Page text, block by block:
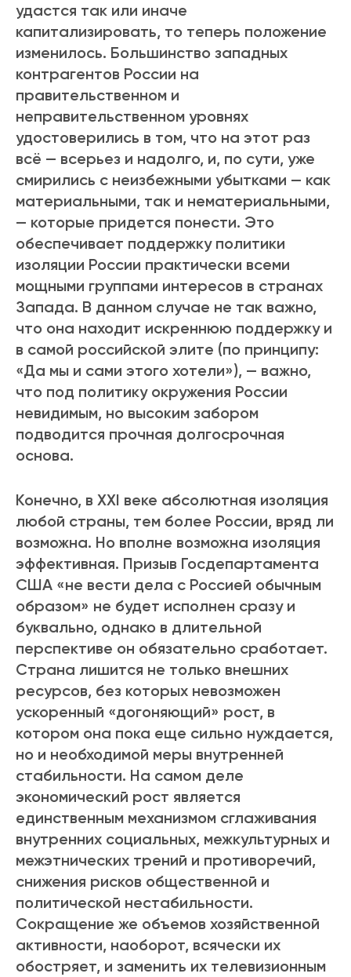
удастся так или иначе
капитализировать, то теперь положение
изменилось. Большинство западных
контрагентов России на
правительственном и
неправительственном уровнях
удостоверились в том, что на этот раз
всё — всерьез и надолго, и, по сути, уже
смирились с неизбежными убытками — как
материальными, так и нематериальными,
— которые придется понести. Это
обеспечивает поддержку политики
изоляции России практически всеми
мощными группами интересов в странах
Запада. В данном случае не так важно,
что она находит искреннюю поддержку и
в самой российской элите (по принципу:
«Да мы и сами этого хотели»), — важно,
что под политику окружения России
невидимым, но высоким забором
подводится прочная долгосрочная
основа.
Конечно, в XXI веке абсолютная изоляция
любой страны, тем более России, вряд ли
возможна. Но вполне возможна изоляция
эффективная. Призыв Госдепартамента
США «не вести дела с Россией обычным
образом» не будет исполнен сразу и
буквально, однако в длительной
перспективе он обязательно сработает.
Страна лишится не только внешних
ресурсов, без которых невозможен
ускоренный «догоняющий» рост, в
котором она пока еще сильно нуждается,
но и необходимой меры внутренней
стабильности. На самом деле
экономический рост является
единственным механизмом сглаживания
внутренних социальных, межкультурных и
межэтнических трений и противоречий,
снижения рисков общественной и
политической нестабильности.
Сокращение же объемов хозяйственной
активности, наоборот, всячески их
обостряет, и заменить их телевизионным